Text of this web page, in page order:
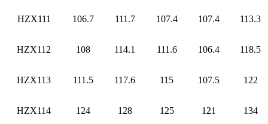
HZX111 106.7 111.7 107.4 107.4 113.3
HZX112 108 114.1 111.6 106.4 118.5
HZX113 111.5 117.6 115 107.5 122
HZX114 124 128 125 121 134